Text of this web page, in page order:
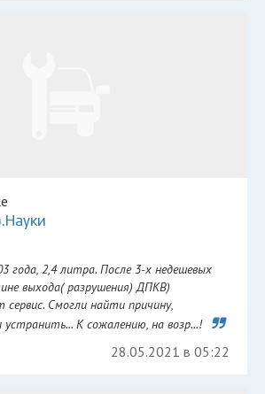
года, 2,4 литра. После 3-х недешевых
выхода( разрушения) ДПКВ)
Смогли найти причину,
устранить... К сожалению, на возр...!
28.05.2021 в 05:22